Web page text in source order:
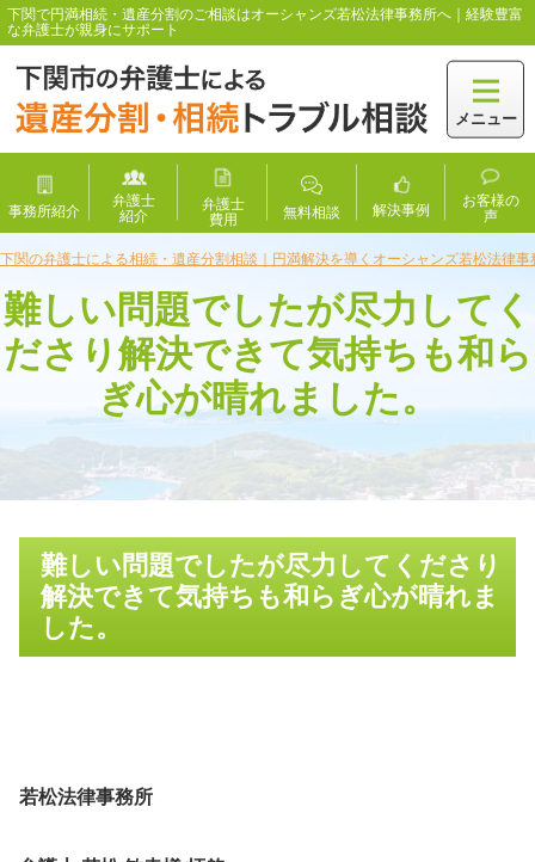
下関で円満相続・遺産分割のご相談はオーシャンズ若松法律事務所へ｜経験豊富
な弁護士が親身にサポート
メニュー
事務所紹介
弁護士
紹介
弁護士
費用
無料相談 解決事例
お客様の
声
下関の弁護士による相続・遺産分割相談｜円満解決を導くオーシャンズ若松法律事
難しい問題でしたが尽力してく
ださり解決できて気持ちも和ら
ぎ心が晴れました。
難しい問題でしたが尽力してくださり
解決できて気持ちも和らぎ心が晴れま
した。
若松法律事務所